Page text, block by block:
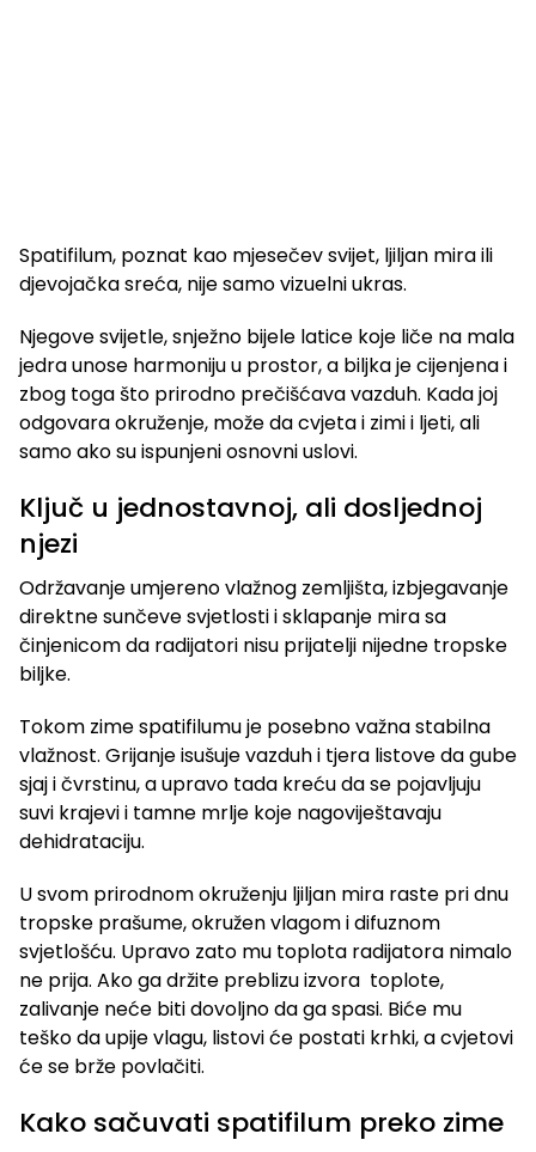
Spatifilum, poznat kao mjesečev svijet, ljiljan mira ili
djevojačka sreća, nije samo vizuelni ukras.
Njegove svijetle, snježno bijele latice koje liče na mala
jedra unose harmoniju u prostor, a biljka je cijenjena i
zbog toga što prirodno prečišćava vazduh. Kada joj
odgovara okruženje, može da cvjeta i zimi i ljeti, ali
samo ako su ispunjeni osnovni uslovi.
Ključ u jednostavnoj, ali dosljednoj
njezi
Održavanje umjereno vlažnog zemljišta, izbjegavanje
direktne sunčeve svjetlosti i sklapanje mira sa
činjenicom da radijatori nisu prijatelji nijedne tropske
biljke.
Tokom zime spatifilumu je posebno važna stabilna
vlažnost. Grijanje isušuje vazduh i tjera listove da gube
sjaj i čvrstinu, a upravo tada kreću da se pojavljuju
suvi krajevi i tamne mrlje koje nagoviještavaju
dehidrataciju.
U svom prirodnom okruženju ljiljan mira raste pri dnu
tropske prašume, okružen vlagom i difuznom
svjetlošću. Upravo zato mu toplota radijatora nimalo
ne prija. Ako ga držite preblizu izvora toplote,
zalivanje neće biti dovoljno da ga spasi. Biće mu
teško da upije vlagu, listovi će postati krhki, a cvjetovi
će se brže povlačiti.
Kako sačuvati spatifilum preko zime